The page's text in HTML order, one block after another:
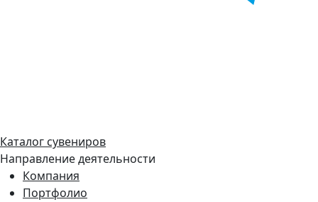
Каталог сувениров
Направление деятельности
Компания
Портфолио